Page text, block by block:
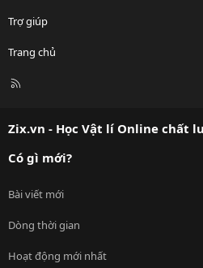
Trợ giúp
Trang chủ
R
Zix.vn - Học Vật lí Online chất
Có gì mới?
Bài viết mới
Dòng thời gian
Hoạt động mới nhất